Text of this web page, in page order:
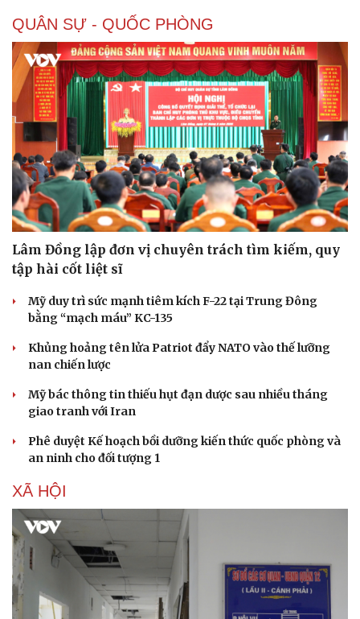
Sức khỏe
Cây thuốc
Sản phụ khoa
Nam khoa
Làm đẹp - giảm cân
Phòng mạch online
Ăn sạch sống khỏe
Blog
QUÂN SỰ - QUỐC PHÒNG
Lâm Đồng lập đơn vị chuyên trách tìm kiếm, quy
tập hài cốt liệt sĩ
Mỹ duy trì sức mạnh tiêm kích F-22 tại Trung Đông
bằng “mạch máu” KC-135
Khủng hoảng tên lửa Patriot đẩy NATO vào thế lưỡng
nan chiến lược
Mỹ bác thông tin thiếu hụt đạn dược sau nhiều tháng
giao tranh với Iran
Phê duyệt Kế hoạch bồi dưỡng kiến thức quốc phòng và
an ninh cho đối tượng 1
XÃ HỘI